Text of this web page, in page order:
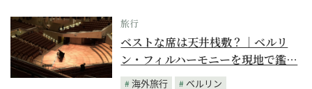
旅行
ベストな席は天井桟敷？｜ベルリ
ン・フィルハーモニーを現地で鑑…
海外旅行
ベルリン